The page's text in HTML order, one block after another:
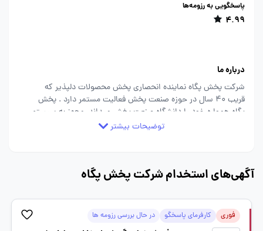
پاسخگویی به رزومه‌ها
4.99
درباره ما
شرکت پخش پگاه نماینده انحصاری پخش محصولات دلپذیر که
قریب 40 سال در حوزه صنعت پخش فعالیت مستمر دارد . پخش
پگاه همواره خود را دانشگاه صنعت پخش میداند. مجهز به سیستم
ERP میباشد. لازم بذکر است شرکت پخش پگاه در قبال سلامت و
توضیحات بیشتر
آگهی‌های استخدام شرکت پخش پگاه
فوری کارفرمای پاسخگو در حال بررسی رزومه ها